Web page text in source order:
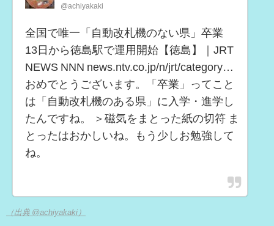
@achiyakaki
全国で唯一「自動改札機のない県」卒業
13日から徳島駅で運用開始【徳島】｜JRT
NEWS NNN news.ntv.co.jp/n/jrt/category…
おめでとうございます。「卒業」ってこと
は「自動改札機のある県」に入学・進学し
たんですね。 ＞磁気をまとった紙の切符 ま
とったはおかしいね。もう少しお勉強して
ね。
（出典 @achiyakaki）